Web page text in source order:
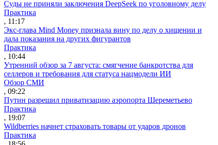
Суды не приняли заключения DeepSeek по уголовному делу
Практика
, 11:17
Экс-глава Mind Money признала вину по делу о хищении и
дала показания на других фигурантов
Практика
, 10:44
Утренний обзор за 7 августа: смягчение банкротства для
селлеров и требования для статуса нацмодели ИИ
Обзор СМИ
, 09:22
Путин разрешил приватизацию аэропорта Шереметьево
Практика
, 19:07
Wildberries начнет страховать товары от ударов дронов
Практика